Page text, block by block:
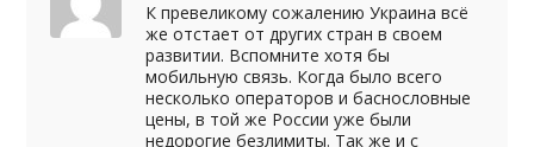
К превеликому сожалению Украина всё
же отстает от других стран в своем
развитии. Вспомните хотя бы
мобильную связь. Когда было всего
несколько операторов и баснословные
цены, в той же России уже были
недорогие безлимиты. Так же и с